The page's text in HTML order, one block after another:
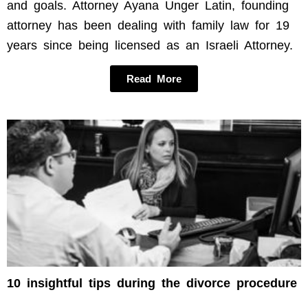
and goals. Attorney Ayana Unger Latin, founding
attorney has been dealing with family law for 19
years since being licensed as an Israeli Attorney.
Read More
10 insightful tips during the divorce procedure